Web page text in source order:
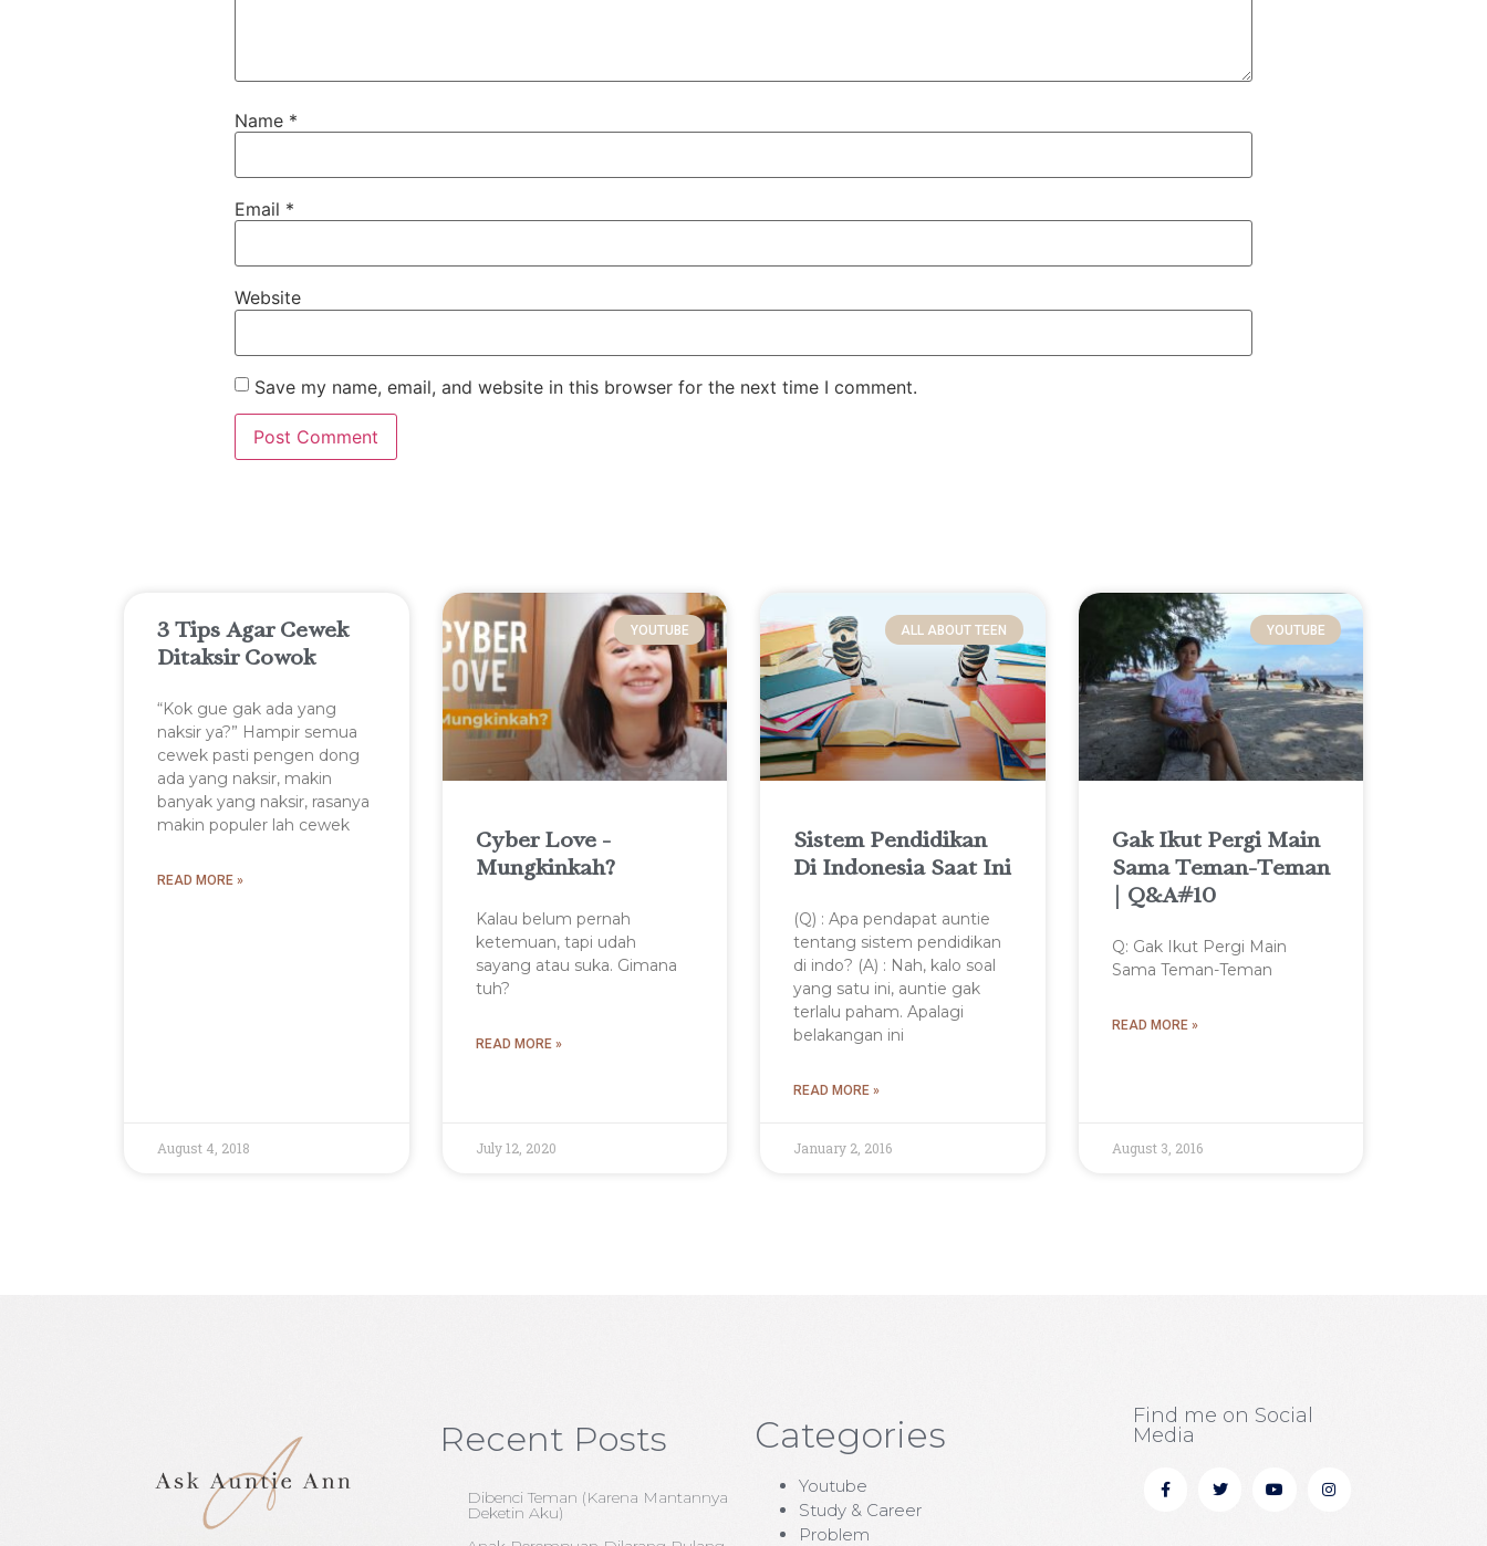
Name *
Email *
Website
Save my name, email, and website in this browser for the next time I comment.
3 Tips Agar Cewek
Ditaksir Cowok
“Kok gue gak ada yang
naksir ya?” Hampir semua
cewek pasti pengen dong
ada yang naksir, makin
banyak yang naksir, rasanya
makin populer lah cewek
READ MORE »
August 4, 2018
YOUTUBE
Cyber Love -
Mungkinkah?
Kalau belum pernah
ketemuan, tapi udah
sayang atau suka. Gimana
tuh?
READ MORE »
July 12, 2020
ALL ABOUT TEEN
Sistem Pendidikan
Di Indonesia Saat Ini
(Q) : Apa pendapat auntie
tentang sistem pendidikan
di indo? (A) : Nah, kalo soal
yang satu ini, auntie gak
terlalu paham. Apalagi
belakangan ini
READ MORE »
January 2, 2016
YOUTUBE
Gak Ikut Pergi Main
Sama Teman-Teman
| Q&A#10
Q: Gak Ikut Pergi Main
Sama Teman-Teman
READ MORE »
August 3, 2016
Recent Posts
Dibenci Teman (Karena Mantannya
Deketin Aku)
Categories
Youtube
Study & Career
Problem
Find me on Social
Media